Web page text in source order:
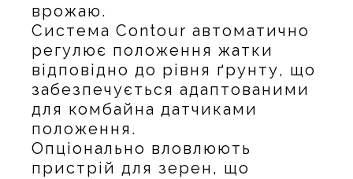
врожаю.
Система Contour автоматично
регулює положення жатки
відповідно до рівня ґрунту, що
забезпечується адаптованими
для комбайна датчиками
положення.
Опціонально вловлюють
пристрій для зерен, що